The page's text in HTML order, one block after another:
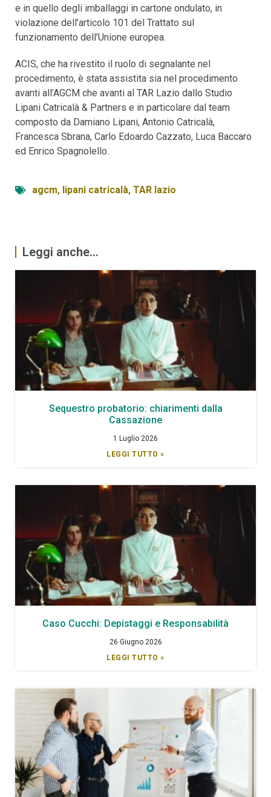
e in quello degli imballaggi in cartone ondulato, in
violazione dell’articolo 101 del Trattato sul
funzionamento dell’Unione europea.
ACIS, che ha rivestito il ruolo di segnalante nel
procedimento, è stata assistita sia nel procedimento
avanti all’AGCM che avanti al TAR Lazio dallo Studio
Lipani Catricalà & Partners e in particolare dal team
composto da Damiano Lipani, Antonio Catricalà,
Francesca Sbrana, Carlo Edoardo Cazzato, Luca Baccaro
ed Enrico Spagnolello.
agcm, lipani catricalà, TAR lazio
Leggi anche...
Sequestro probatorio: chiarimenti dalla
Cassazione
1 Luglio 2026
LEGGI TUTTO »
Caso Cucchi: Depistaggi e Responsabilità
26 Giugno 2026
LEGGI TUTTO »